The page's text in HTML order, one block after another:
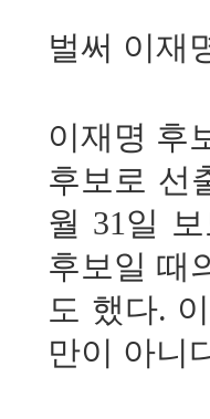
벌써 이재
이재명 후
후보로 선
월 31일
후보일 때
도 했다.
만이 아니